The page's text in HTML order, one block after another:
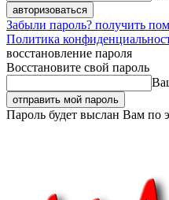
Забыли пароль? получить
Политика
восстановление пароля
Восстановите свой пароль
Пароль будет выслан Вам по